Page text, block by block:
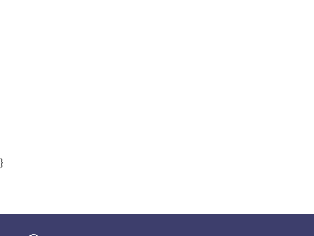
}